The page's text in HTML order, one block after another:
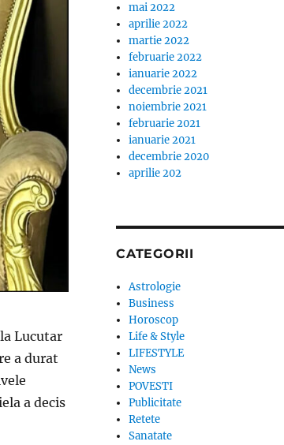
Lucutar
a durat
a decis
fost lovita de fostul sot. „Regina
mai 2022
aprilie 2022
martie 2022
februarie 2022
ianuarie 2022
decembrie 2021
noiembrie 2021
februarie 2021
ianuarie 2021
decembrie 2020
aprilie 202
CATEGORII
Astrologie
Business
Horoscop
Life & Style
LIFESTYLE
News
POVESTI
Publicitate
Retete
Sanatate